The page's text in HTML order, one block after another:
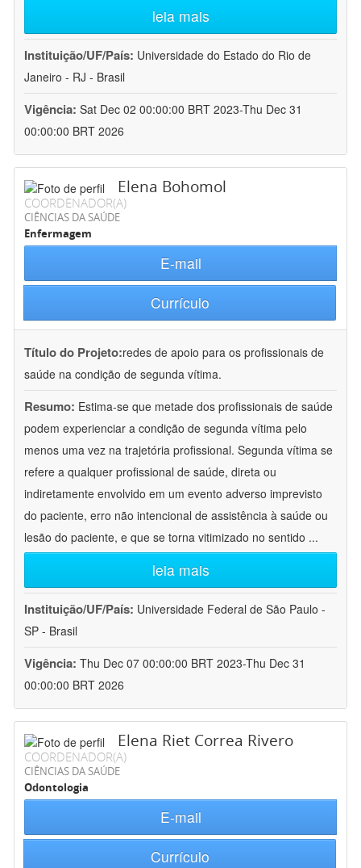
leia mais
Instituição/UF/País: Universidade do Estado do Rio de
Janeiro - RJ - Brasil
Vigência: Sat Dec 02 00:00:00 BRT 2023-Thu Dec 31
00:00:00 BRT 2026
Elena Bohomol
COORDENADOR(A)
CIÊNCIAS DA SAÚDE
Enfermagem
E-mail
Currículo
Título do Projeto:redes de apoio para os profissionais de
saúde na condição de segunda vítima.
Resumo: Estima-se que metade dos profissionais de saúde
podem experienciar a condição de segunda vítima pelo
menos uma vez na trajetória profissional. Segunda vítima se
refere a qualquer profissional de saúde, direta ou
indiretamente envolvido em um evento adverso imprevisto
do paciente, erro não intencional de assistência à saúde ou
lesão do paciente, e que se torna vitimizado no sentido ...
leia mais
Instituição/UF/País: Universidade Federal de São Paulo -
SP - Brasil
Vigência: Thu Dec 07 00:00:00 BRT 2023-Thu Dec 31
00:00:00 BRT 2026
Elena Riet Correa Rivero
COORDENADOR(A)
CIÊNCIAS DA SAÚDE
Odontologia
E-mail
Currículo